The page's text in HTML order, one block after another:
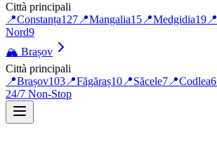
Città principali
📍Constanța127 📍Mangalia15 📍Medgidia19 📍
Nord9
🏔️ Brașov
Città principali
📍Brașov103 📍Făgăraș10 📍Săcele7 📍Codlea6
24/7 Non-Stop